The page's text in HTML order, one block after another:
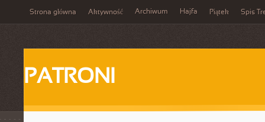
Strona główna Aktywność Archiwum Hajfa Piątek Spis
PATRONI